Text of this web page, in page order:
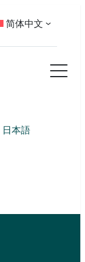
简体中文
日本語